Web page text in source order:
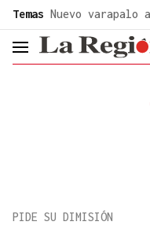
Temas Nuevo varapalo
header.menu.open
PIDE SU DIMISIÓN